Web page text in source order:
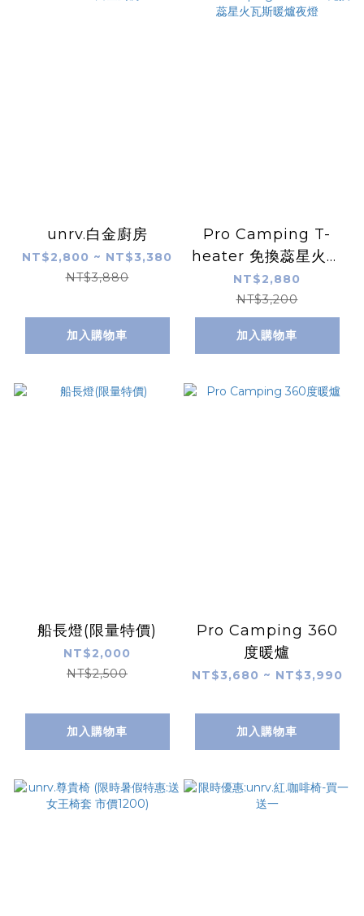
unrv.白金廚房
NT$2,800 ~ NT$3,380
NT$3,880
加入購物車
Pro Camping T-
heater 免換蕊星火瓦
斯暖爐夜燈
NT$2,880
NT$3,200
加入購物車
船長燈(限量特價)
NT$2,000
NT$2,500
加入購物車
Pro Camping 360
度暖爐
NT$3,680 ~ NT$3,990
加入購物車